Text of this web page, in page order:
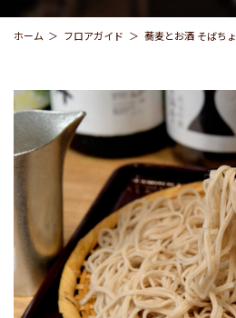
ホーム フロアガイド 蕎麦とお酒 そばち